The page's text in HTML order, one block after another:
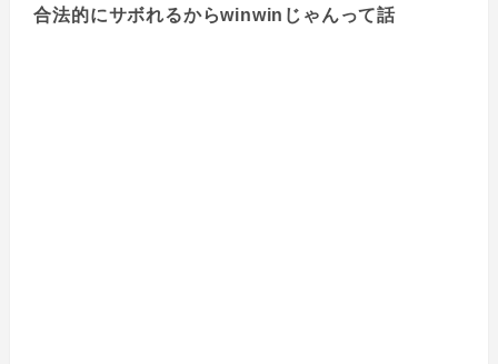
合法的にサボれるからwinwinじゃんって話